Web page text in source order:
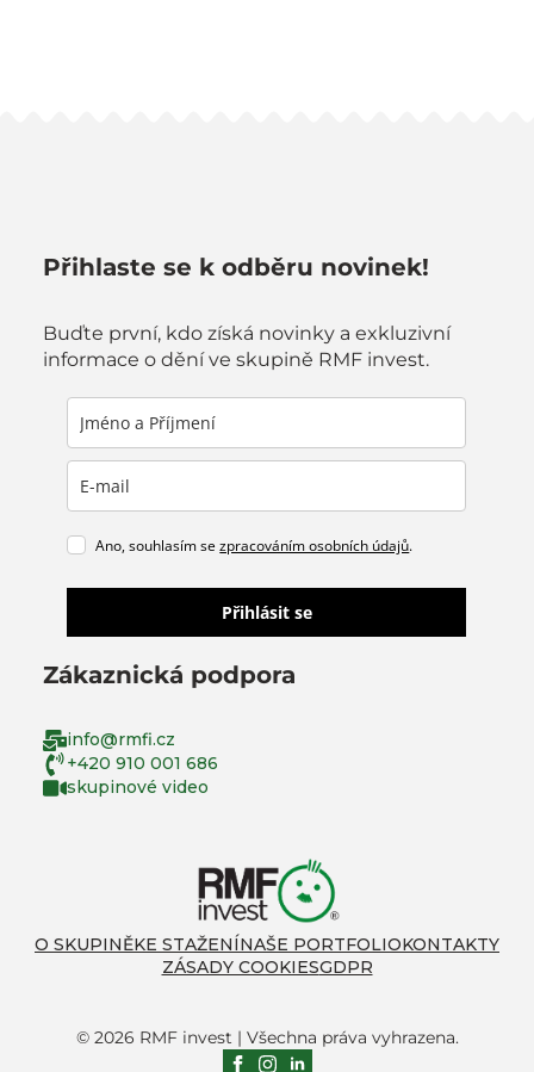
Přihlaste se k odběru novinek!
Buďte první, kdo získá novinky a exkluzivní
informace o dění ve skupině RMF invest.
Ano, souhlasím sezpracováním osobních údajů.
Přihlásit se
Zákaznická podpora
info@rmfi.cz
+420 910 001 686
skupinové video
O SKUPINĚKE STAŽENÍNAŠE PORTFOLIOKONTAKTY
ZÁSADY COOKIESGDPR
© 2026 RMF invest | Všechna práva vyhrazena.